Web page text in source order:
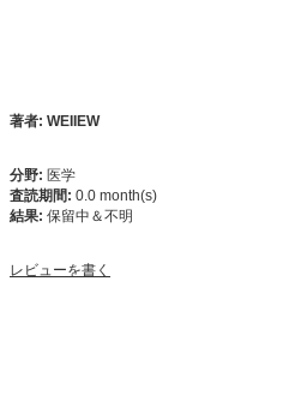
著者: WEIIEW
分野: 医学
査読期間: 0.0 month(s)
結果: 保留中＆不明
レビューを書く